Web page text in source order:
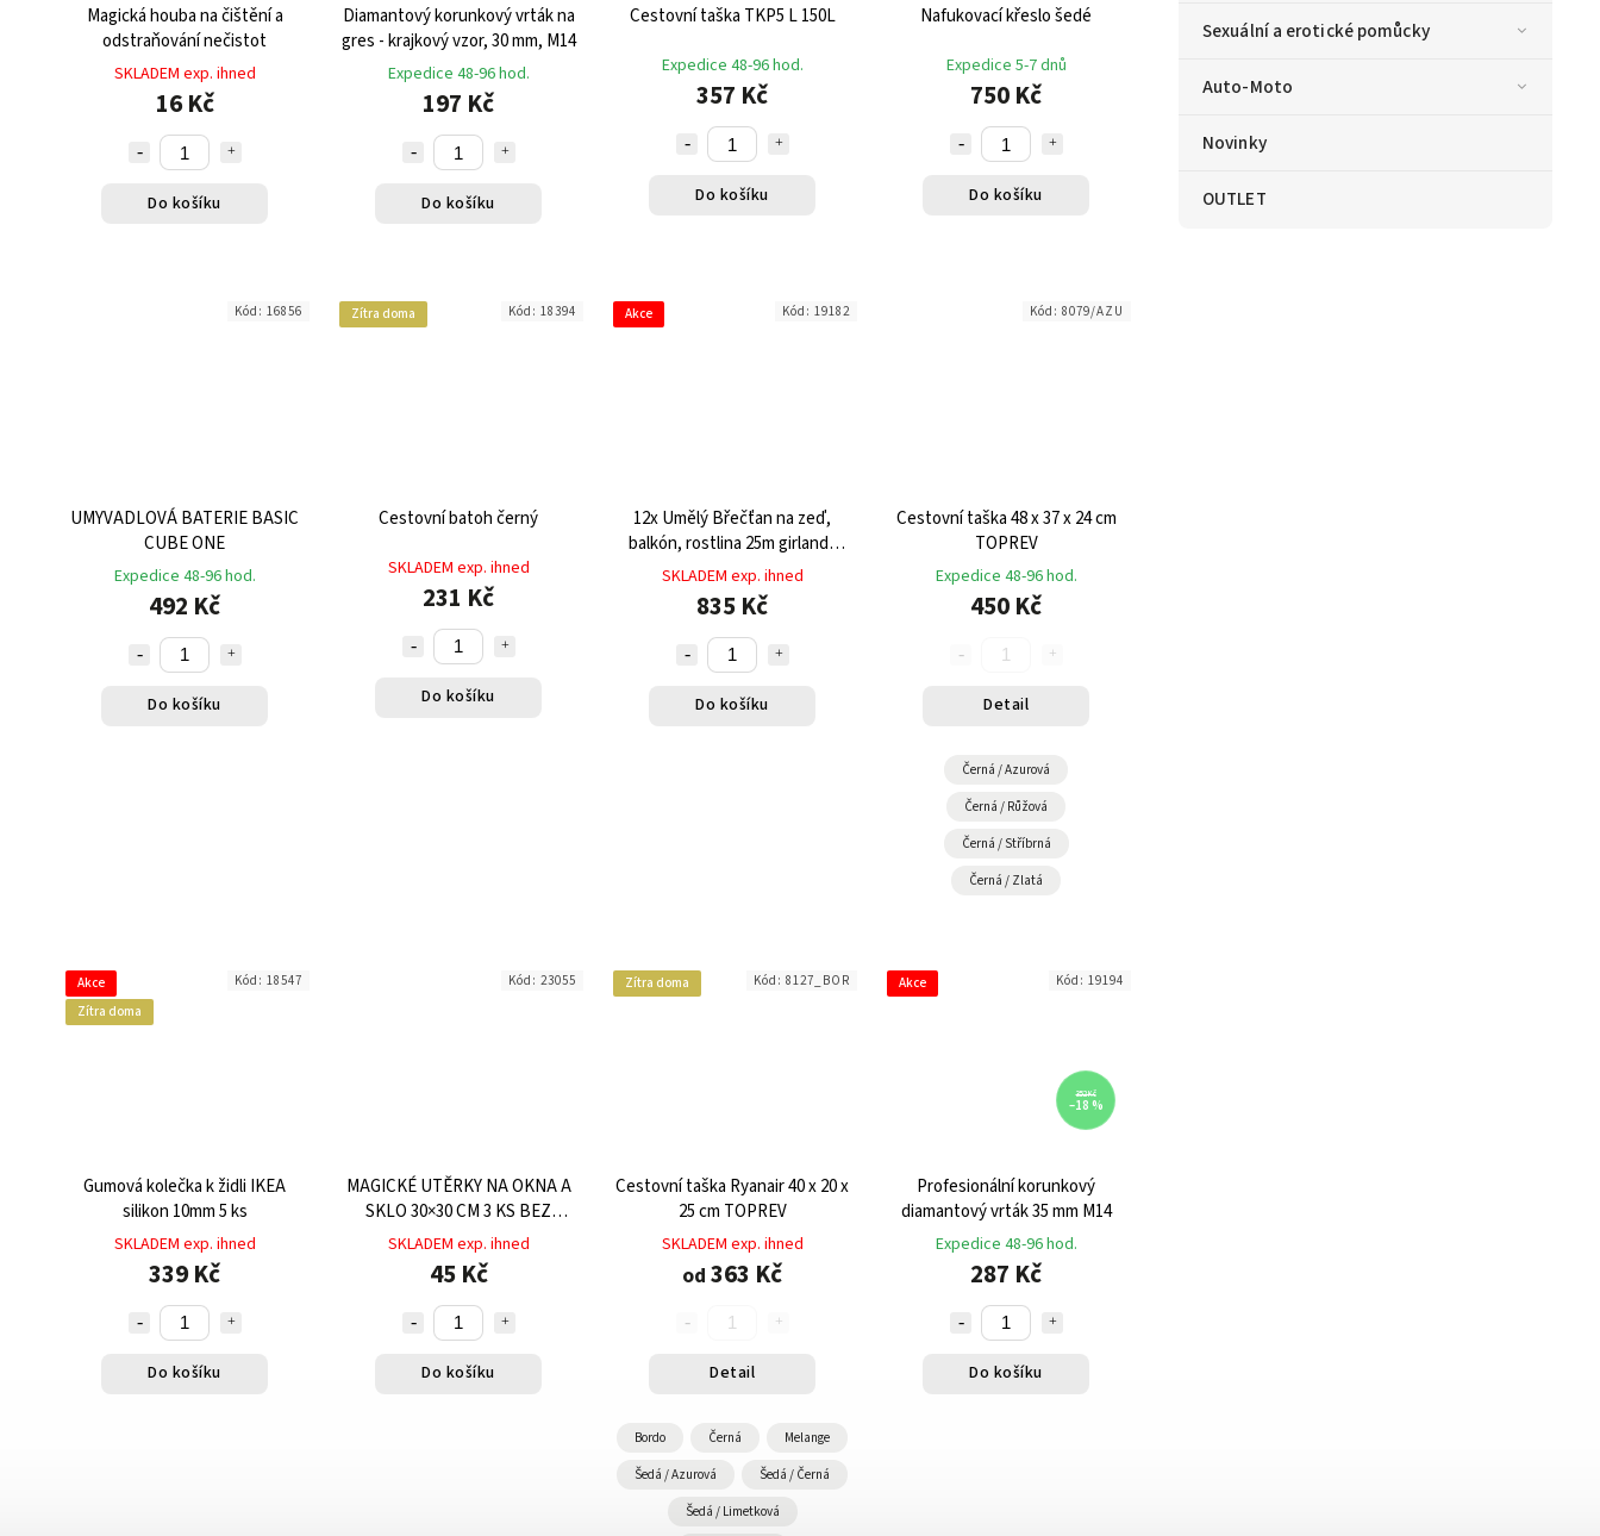
Sexuální a erotické pomůcky
Auto-Moto
Novinky
OUTLET
Magická houba na čištění a
odstraňování nečistot
SKLADEM exp. ihned
16 Kč
Do košíku
Diamantový korunkový vrták na
gres - krajkový vzor, 30 mm, M14
Expedice 48-96 hod.
197 Kč
Do košíku
Cestovní taška TKP5 L 150L
Expedice 48-96 hod.
357 Kč
Do košíku
Nafukovací křeslo šedé
Expedice 5-7 dnů
750 Kč
Do košíku
UMYVADLOVÁ BATERIE BASIC
CUBE ONE
Expedice 48-96 hod.
492 Kč
Do košíku
Kód: 16856 Zítra doma
Cestovní batoh černý
SKLADEM exp. ihned
231 Kč
Do košíku
Kód: 18394 Akce
12x Umělý Břečťan na zeď,
balkón, rostlina 25m girlanda
květina
SKLADEM exp. ihned
835 Kč
Do košíku
Kód: 19182
Cestovní taška 48 x 37 x 24 cm
TOPREV
Expedice 48-96 hod.
450 Kč
Detail
Černá / Azurová
Černá / Růžová
Černá / Stříbrná
Černá / Zlatá
Kód: 8079/AZU
Akce
Zítra doma
Gumová kolečka k židli IKEA
silikon 10mm 5 ks
SKLADEM exp. ihned
339 Kč
Do košíku
Kód: 18547
MAGICKÉ UTĚRKY NA OKNA A
SKLO 30×30 CM 3 KS BEZ
CHEMIE
SKLADEM exp. ihned
45 Kč
Do košíku
Kód: 23055 Zítra doma
Cestovní taška Ryanair 40 x 20 x
25 cm TOPREV
SKLADEM exp. ihned
od 363 Kč
Detail
Bordo Černá Melange
Šedá / Azurová Šedá / Černá
Šedá / Limetková
Kód: 8127_BOR Akce
352 Kč
–18 %
Profesionální korunkový
diamantový vrták 35 mm M14
Expedice 48-96 hod.
287 Kč
Do košíku
Kód: 19194